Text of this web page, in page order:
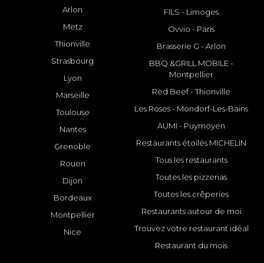
Arlon
Metz
Thionville
Strasbourg
Lyon
Marseille
Toulouse
Nantes
Grenoble
Rouen
Dijon
Bordeaux
Montpellier
Nice
FILS - Limoges
Ovvio - Paris
Brasserie G - Arlon
BBQ &GRILL MOBILE -
Montpellier
Red Beef - Thionville
Les Roses - Mondorf-Les-Bains
AUMI - Puymoyen
Restaurants étoilés MICHELIN
Tous les restaurants
Toutes les pizzerias
Toutes les crêperies
Restaurants autour de moi
Trouvez votre restaurant idéal
Restaurant du mois